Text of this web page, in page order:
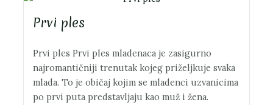
Prvi ples
Prvi ples Prvi ples mladenaca je zasigurno
najromantičniji trenutak kojeg priželjkuje svaka
mlada. To je običaj kojim se mladenci uzvanicima
po prvi puta predstavljaju kao muž i žena.